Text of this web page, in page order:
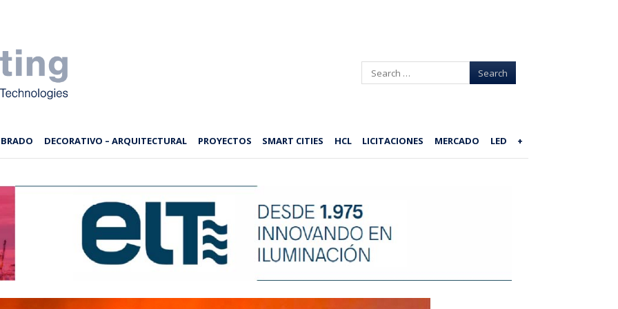
Search
DECORATIVO – ARQUITECTURAL PROYECTOS SMART CITIES HCL LICITACIONES MERCADO LED +